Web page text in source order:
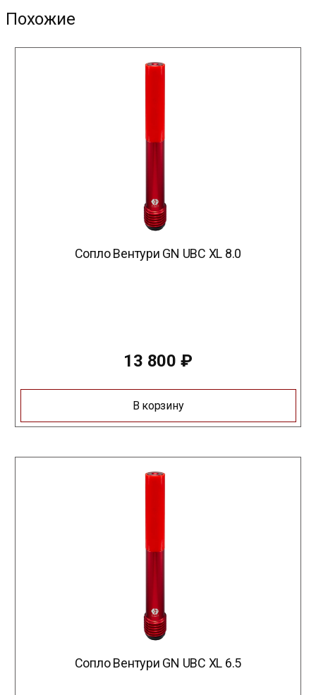
Похожие
Сопло Вентури GN UBC XL 8.0
13 800 ₽
В корзину
Сопло Вентури GN UBC XL 6.5